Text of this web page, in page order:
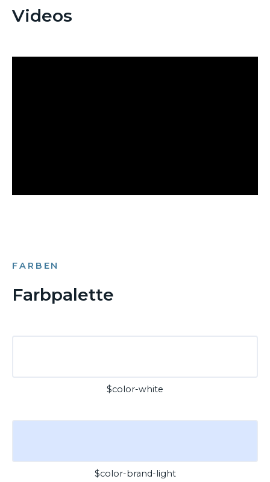
Videos
FARBEN
Farbpalette
$color-white
$color-brand-light